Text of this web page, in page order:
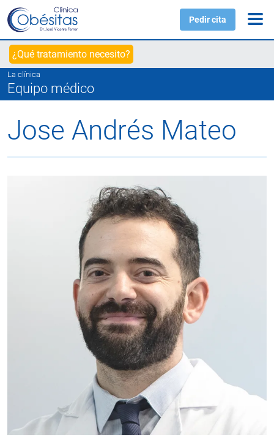
Pedir cita
¿Qué tratamiento necesito?
La clínica
Equipo médico
Jose Andrés Mateo